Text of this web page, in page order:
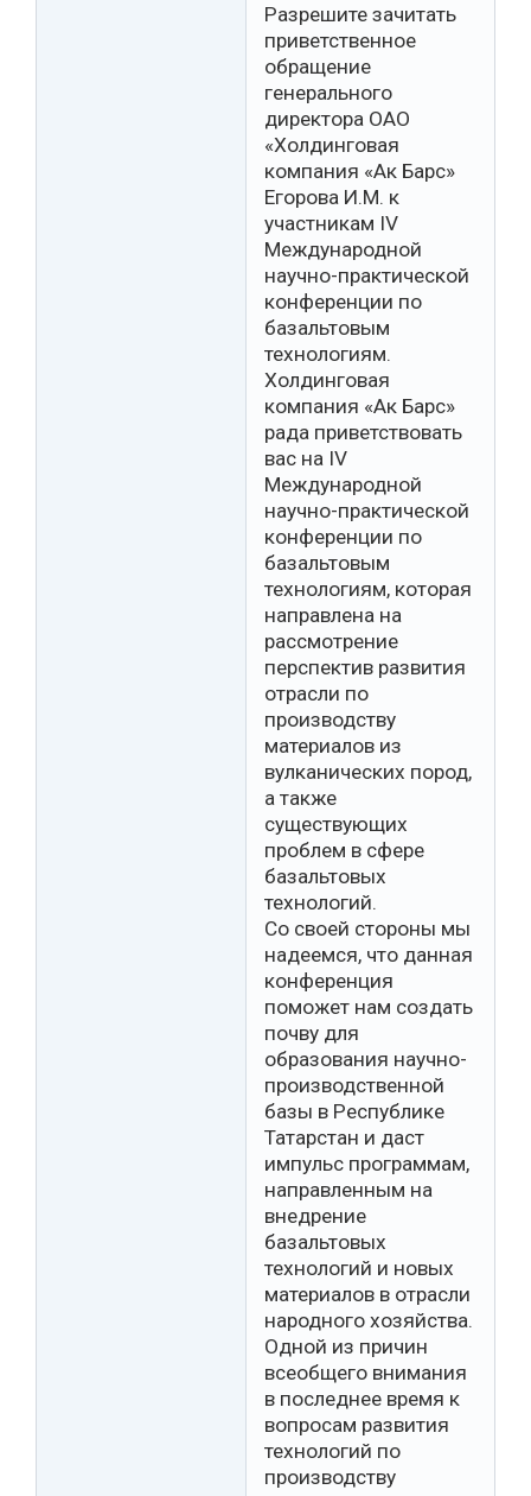
Разрешите зачитать
приветственное
обращение
генерального
директора ОАО
«Холдинговая
компания «Ак Барс»
Егорова И.М. к
участникам IV
Международной
научно-практической
конференции по
базальтовым
технологиям.
Холдинговая
компания «Ак Барс»
рада приветствовать
вас на IV
Международной
научно-практической
конференции по
базальтовым
технологиям, которая
направлена на
рассмотрение
перспектив развития
отрасли по
производству
материалов из
вулканических пород,
а также
существующих
проблем в сфере
базальтовых
технологий.
Со своей стороны мы
надеемся, что данная
конференция
поможет нам создать
почву для
образования научно-
производственной
базы в Республике
Татарстан и даст
импульс программам,
направленным на
внедрение
базальтовых
технологий и новых
материалов в отрасли
народного хозяйства.
Одной из причин
всеобщего внимания
в последнее время к
вопросам развития
технологий по
производству